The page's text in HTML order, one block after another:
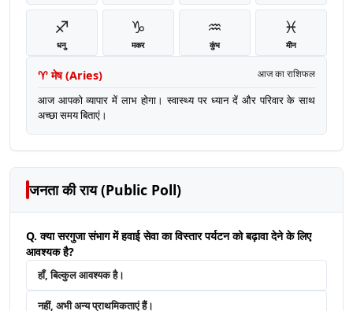
♐
धनु
♑
मकर
♒
कुंभ
♓
मीन
♈ मेष(Aries) आज का राशिफल
आज आपको व्यापार में लाभ होगा। स्वास्थ्य पर ध्यान दें और परिवार के साथ
अच्छा समय बिताएं।
जनता की राय (Public Poll)
Q. क्या सरगुजा संभाग में हवाई सेवा का विस्तार पर्यटन को बढ़ावा देने के लिए
आवश्यक है?
हाँ, बिल्कुल आवश्यक है।
नहीं, अभी अन्य प्राथमिकताएं हैं।